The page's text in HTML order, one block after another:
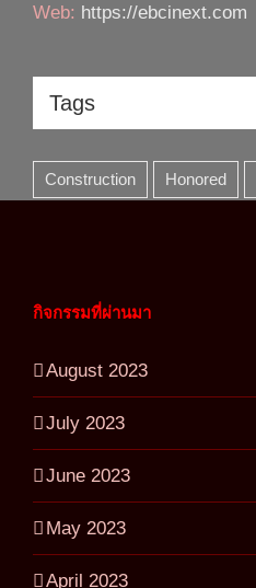
Web: https://ebcinext.com
Tags
Construction Honored
กิจกรรมที่ผ่านมา
August 2023
July 2023
June 2023
May 2023
April 2023